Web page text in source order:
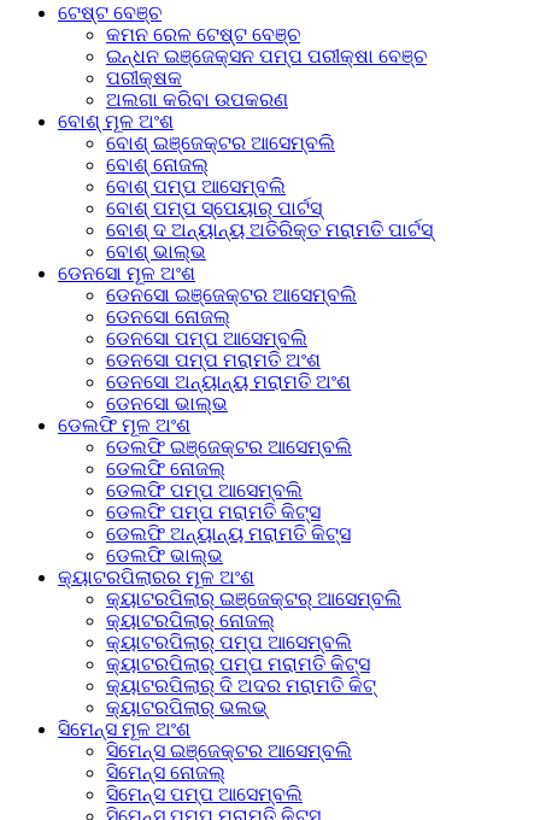
ଟେଷ୍ଟ ବେଞ୍ଚ
କମନ ରେଳ ଟେଷ୍ଟ ବେଞ୍ଚ
ଇନ୍ଧନ ଇଞ୍ଜେକ୍ସନ ପମ୍ପ ପରୀକ୍ଷା ବେଞ୍ଚ
ପରୀକ୍ଷକ
ଅଲଗା କରିବା ଉପକରଣ
ବୋଶ୍ ମୂଳ ଅଂଶ
ବୋଶ୍ ଇଞ୍ଜେକ୍ଟର ଆସେମ୍ବଲି
ବୋଶ୍ ନୋଜଲ୍
ବୋଶ୍ ପମ୍ପ ଆସେମ୍ବଲି
ବୋଶ୍ ପମ୍ପ ସ୍ପେୟାର୍ ପାର୍ଟସ୍
ବୋଶ୍ ଦ ଅନ୍ୟାନ୍ୟ ଅତିରିକ୍ତ ମରାମତି ପାର୍ଟସ୍
ବୋଶ୍ ଭାଲ୍ଭ
ଡେନସୋ ମୂଳ ଅଂଶ
ଡେନସୋ ଇଞ୍ଜେକ୍ଟର ଆସେମ୍ବଲି
ଡେନସୋ ନୋଜଲ୍
ଡେନସୋ ପମ୍ପ ଆସେମ୍ବଲି
ଡେନସୋ ପମ୍ପ ମରାମତି ଅଂଶ
ଡେନସୋ ଅନ୍ୟାନ୍ୟ ମରାମତି ଅଂଶ
ଡେନସୋ ଭାଲ୍ଭ
ଡେଲଫି ମୂଳ ଅଂଶ
ଡେଲଫି ଇଞ୍ଜେକ୍ଟର ଆସେମ୍ବଲି
ଡେଲଫି ନୋଜଲ୍
ଡେଲଫି ପମ୍ପ ଆସେମ୍ବଲି
ଡେଲଫି ପମ୍ପ ମରାମତି କିଟ୍ସ
ଡେଲଫି ଅନ୍ୟାନ୍ୟ ମରାମତି କିଟ୍ସ
ଡେଲଫି ଭାଲ୍ଭ
କ୍ୟାଟରପିଲାରର ମୂଳ ଅଂଶ
କ୍ୟାଟରପିଲାର୍ ଇଞ୍ଜେକ୍ଟର୍ ଆସେମ୍ବଲି
କ୍ୟାଟରପିଲାର୍ ନୋଜଲ୍
କ୍ୟାଟରପିଲାର୍ ପମ୍ପ ଆସେମ୍ବଲି
କ୍ୟାଟରପିଲାର୍ ପମ୍ପ ମରାମତି କିଟ୍ସ
କ୍ୟାଟରପିଲାର୍ ଦି ଅଦର ମରାମତି କିଟ୍
କ୍ୟାଟରପିଲାର୍ ଭଲଭ୍
ସିମେନ୍ସ ମୂଳ ଅଂଶ
ସିମେନ୍ସ ଇଞ୍ଜେକ୍ଟର ଆସେମ୍ବଲି
ସିମେନ୍ସ ନୋଜଲ୍
ସିମେନ୍ସ ପମ୍ପ ଆସେମ୍ବଲି
ସିମେନ୍ସ ପମ୍ପ ମରାମତି କିଟ୍ସ